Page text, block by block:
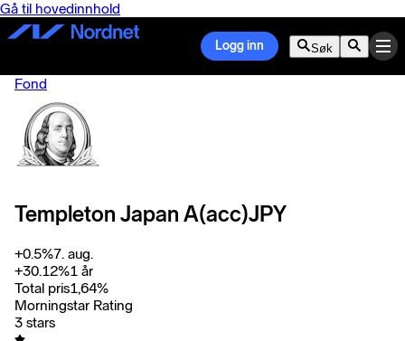
Gå til hovedinnhold
Logg inn Søk
Fond
Templeton Japan A(acc)JPY
+0.5%7. aug.
+30.12%1 år
Total pris1,64%
Morningstar Rating
3 stars